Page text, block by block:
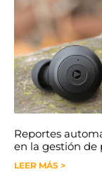
Reportes
en la gestión de
LEER MÁS >